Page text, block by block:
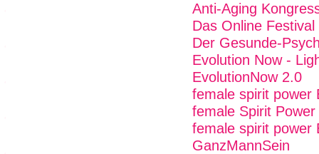
Anti-Aging
Das Online
Der Gesunde-
Evolution Now -
EvolutionNow 2.0
female spirit power
female Spirit
female spirit power
GanzMannSein